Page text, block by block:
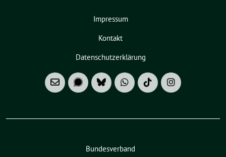
Impressum
Kontakt
Datenschutzerklärung
Bundesverband